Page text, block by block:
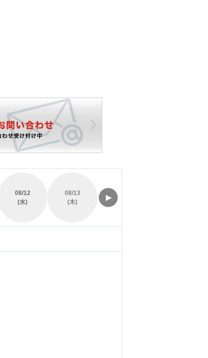
08/12
(水)
08/13
(木)
08/14
(金)
▶